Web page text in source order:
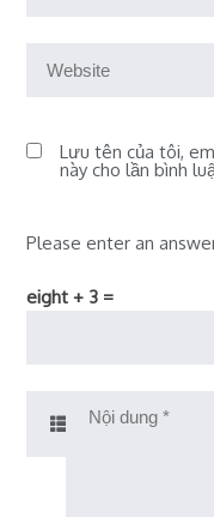
Lưu tên của tôi,
này cho lần bình
Please enter an
eight + 3 =